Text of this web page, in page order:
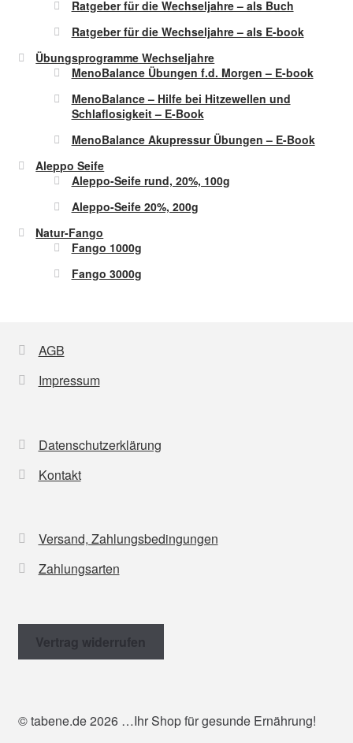
Ratgeber für die Wechseljahre – als Buch
Ratgeber für die Wechseljahre – als E-book
Übungsprogramme Wechseljahre
MenoBalance Übungen f.d. Morgen – E-book
MenoBalance – Hilfe bei Hitzewellen und
Schlaflosigkeit – E-Book
MenoBalance Akupressur Übungen – E-Book
Aleppo Seife
Aleppo-Seife rund, 20%, 100g
Aleppo-Seife 20%, 200g
Natur-Fango
Fango 1000g
Fango 3000g
AGB
Impressum
Datenschutzerklärung
Kontakt
Versand, Zahlungsbedingungen
Zahlungsarten
Vertrag widerrufen
© tabene.de 2026 …Ihr Shop für gesunde Ernährung!